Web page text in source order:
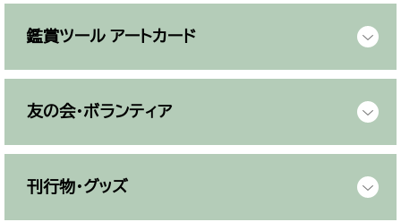
鑑賞ツール アートカード
友の会・ボランティア
刊行物・グッズ